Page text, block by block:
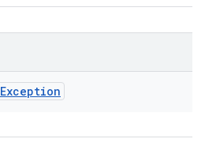
Exception